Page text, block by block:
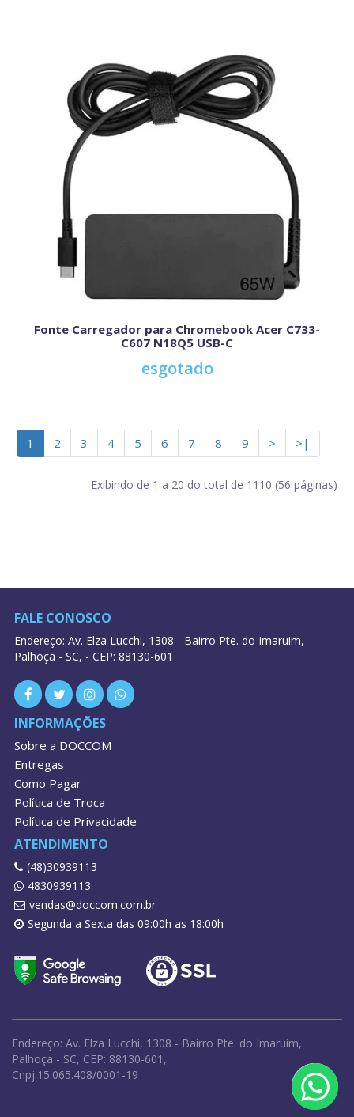
Fonte Carregador para Chromebook Acer C733-
C607 N18Q5 USB-C
esgotado
1 2 3 4 5 6 7 8 9 > >|
Exibindo de 1 a 20 do total de 1110 (56 páginas)
FALE CONOSCO
Endereço: Av. Elza Lucchi, 1308 - Bairro Pte. do Imaruim,
Palhoça - SC, - CEP: 88130-601
INFORMAÇÕES
Sobre a DOCCOM
Entregas
Como Pagar
Política de Troca
Política de Privacidade
ATENDIMENTO
(48)30939113
4830939113
vendas@doccom.com.br
Segunda a Sexta das 09:00h as 18:00h
Endereço: Av. Elza Lucchi, 1308 - Bairro Pte. do Imaruim,
Palhoça - SC, CEP: 88130-601,
Cnpj:15.065.408/0001-19